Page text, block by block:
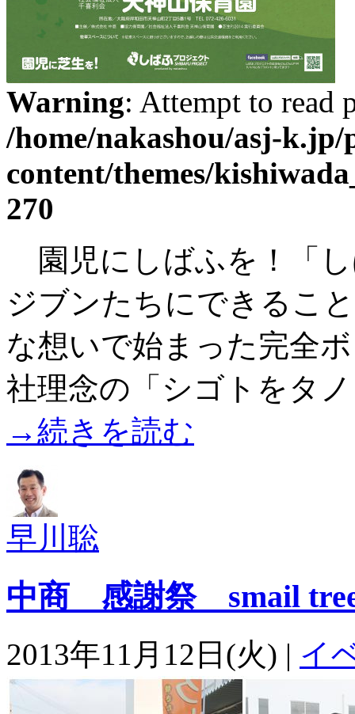
Warning: Attempt to read
/home/nakashou/asj-
content/themes/
270
園児にしばふを！「
ジブンたちにできるこ
な想いで始まった完全
社理念の「シゴトをタ
→続きを読む
早川聡
中商 感謝祭 smail
2013年11月12日(火) | イ